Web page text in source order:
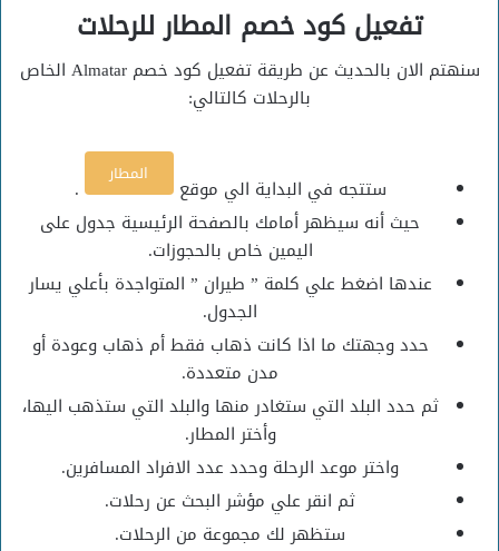
تفعيل كود خصم المطار للرحلات
سنهتم الان بالحديث عن طريقة تفعيل كود خصم Almatar الخاص
بالرحلات كالتالي:
ستتجه في البداية الي موقع
المطار
.
حيث أنه سيظهر أمامك بالصفحة الرئيسية جدول على
اليمين خاص بالحجوزات.
عندها اضغط علي كلمة ” طيران ” المتواجدة بأعلي يسار
الجدول.
حدد وجهتك ما اذا كانت ذهاب فقط أم ذهاب وعودة أو
مدن متعددة.
ثم حدد البلد التي ستغادر منها والبلد التي ستذهب اليها،
وأختر المطار.
واختر موعد الرحلة وحدد عدد الافراد المسافرين.
ثم انقر علي مؤشر البحث عن رحلات.
ستظهر لك مجموعة من الرحلات.